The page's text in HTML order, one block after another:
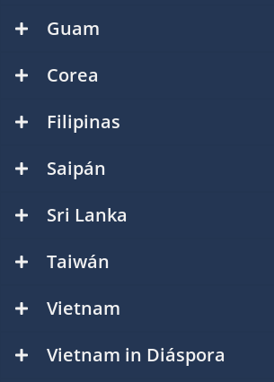
Guam
Corea
Filipinas
Saipán
Sri Lanka
Taiwán
Vietnam
Vietnam in Diáspora